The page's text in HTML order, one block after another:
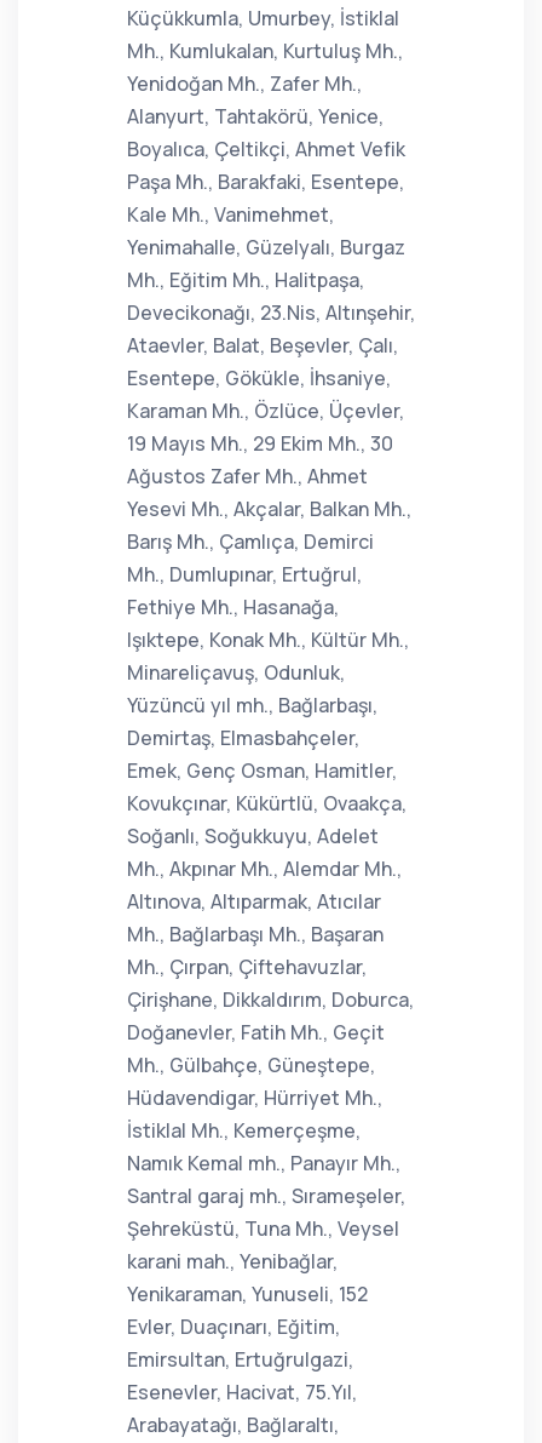
Küçükkumla, Umurbey, İstiklal
Mh., Kumlukalan, Kurtuluş Mh.,
Yenidoğan Mh., Zafer Mh.,
Alanyurt, Tahtakörü, Yenice,
Boyalıca, Çeltikçi, Ahmet Vefik
Paşa Mh., Barakfaki, Esentepe,
Kale Mh., Vanimehmet,
Yenimahalle, Güzelyalı, Burgaz
Mh., Eğitim Mh., Halitpaşa,
Devecikonağı, 23.Nis, Altınşehir,
Ataevler, Balat, Beşevler, Çalı,
Esentepe, Gökükle, İhsaniye,
Karaman Mh., Özlüce, Üçevler,
19 Mayıs Mh., 29 Ekim Mh., 30
Ağustos Zafer Mh., Ahmet
Yesevi Mh., Akçalar, Balkan Mh.,
Barış Mh., Çamlıça, Demirci
Mh., Dumlupınar, Ertuğrul,
Fethiye Mh., Hasanağa,
Işıktepe, Konak Mh., Kültür Mh.,
Minareliçavuş, Odunluk,
Yüzüncü yıl mh., Bağlarbaşı,
Demirtaş, Elmasbahçeler,
Emek, Genç Osman, Hamitler,
Kovukçınar, Kükürtlü, Ovaakça,
Soğanlı, Soğukkuyu, Adelet
Mh., Akpınar Mh., Alemdar Mh.,
Altınova, Altıparmak, Atıcılar
Mh., Bağlarbaşı Mh., Başaran
Mh., Çırpan, Çiftehavuzlar,
Çirişhane, Dikkaldırım, Doburca,
Doğanevler, Fatih Mh., Geçit
Mh., Gülbahçe, Güneştepe,
Hüdavendigar, Hürriyet Mh.,
İstiklal Mh., Kemerçeşme,
Namık Kemal mh., Panayır Mh.,
Santral garaj mh., Sırameşeler,
Şehreküstü, Tuna Mh., Veysel
karani mah., Yenibağlar,
Yenikaraman, Yunuseli, 152
Evler, Duaçınarı, Eğitim,
Emirsultan, Ertuğrulgazi,
Esenevler, Hacivat, 75.Yıl,
Arabayatağı, Bağlaraltı,